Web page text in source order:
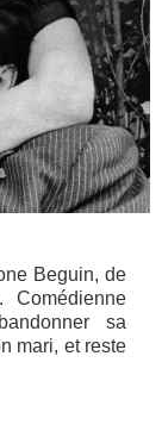
Beguin, de
sa
mari, et reste